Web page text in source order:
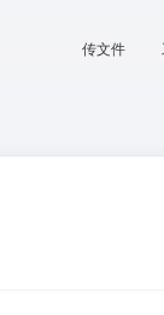
传文件